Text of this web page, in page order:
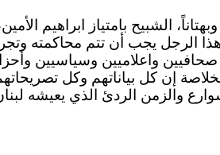
وبهتاناً، الشبيح بامتياز ابراهيم
هذا الرجل يجب أن تتم محاكمته
واعلاميين وسياسيين
إن كل بياناتهم وكل
والزمن الردئ الذي يعيشه